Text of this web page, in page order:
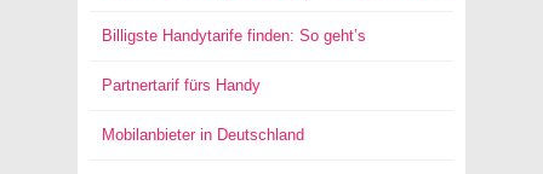
Billigste Handytarife finden: So geht’s
Partnertarif fürs Handy
Mobilanbieter in Deutschland